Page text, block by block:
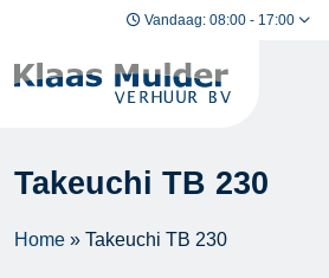
Ga naar inhoud Vandaag: 08:00 - 17:00
Takeuchi TB 230
Home » Takeuchi TB 230